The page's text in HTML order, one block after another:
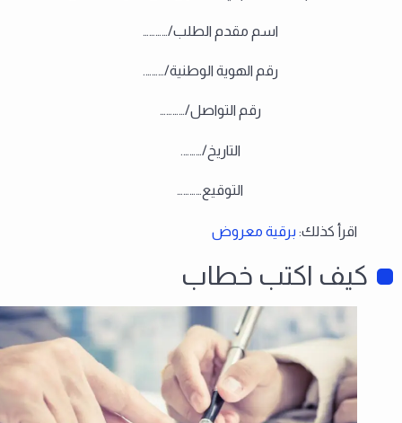
اسم مقدم الطلب/…………
رقم الهوية الوطنية/……….
رقم التواصل/…………
التاريخ/……….
التوقيع…………
اقرأ كذلك: برقية معروض
كيف اكتب خطاب